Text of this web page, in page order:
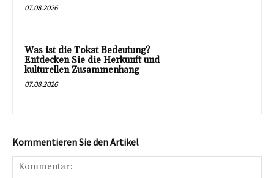
07.08.2026
Was ist die Tokat Bedeutung?
Entdecken Sie die Herkunft und
kulturellen Zusammenhang
07.08.2026
Kommentieren Sie den Artikel